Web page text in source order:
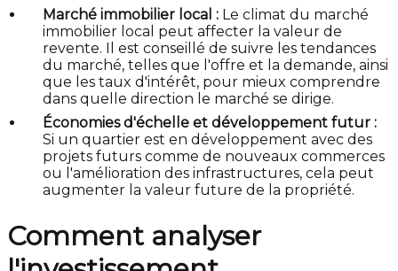
Marché immobilier local : Le climat du marché
immobilier local peut affecter la valeur de
revente. Il est conseillé de suivre les tendances
du marché, telles que l'offre et la demande, ainsi
que les taux d'intérêt, pour mieux comprendre
dans quelle direction le marché se dirige.
Économies d'échelle et développement futur :
Si un quartier est en développement avec des
projets futurs comme de nouveaux commerces
ou l'amélioration des infrastructures, cela peut
augmenter la valeur future de la propriété.
Comment analyser